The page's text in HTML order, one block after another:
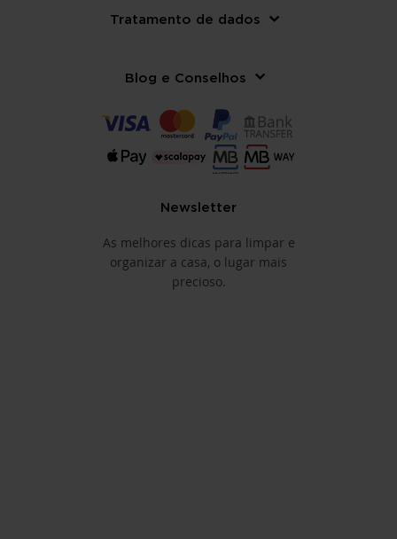
Tratamento de dados
Blog e Conselhos
Newsletter
As melhores dicas para limpar e
organizar a casa, o lugar mais
precioso.